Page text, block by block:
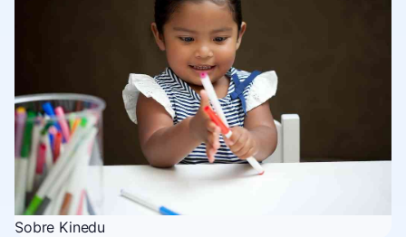
Sobre Kinedu